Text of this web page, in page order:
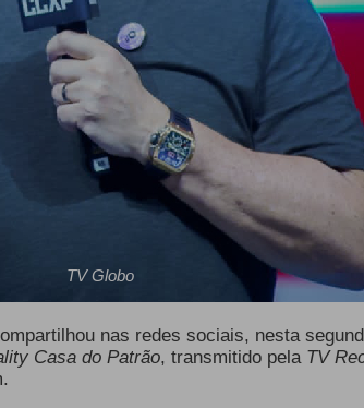
TV Globo
nas redes sociais, nesta
Casa do Patrão, transmitido pelaTV